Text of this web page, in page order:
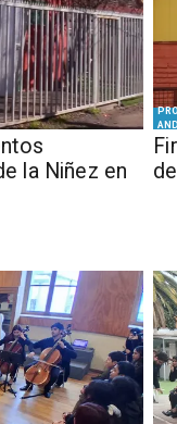
la Niñez en